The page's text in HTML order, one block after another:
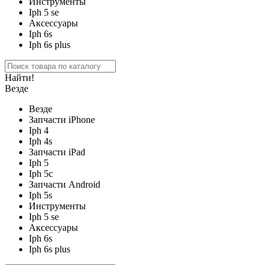
Iph 5 se
Аксессуары
Iph 6s
Iph 6s plus
Найти!
Везде
Везде
Запчасти iPhone
Iph 4
Iph 4s
Запчасти iPad
Iph 5
Iph 5c
Запчасти Android
Iph 5s
Инструменты
Iph 5 se
Аксессуары
Iph 6s
Iph 6s plus